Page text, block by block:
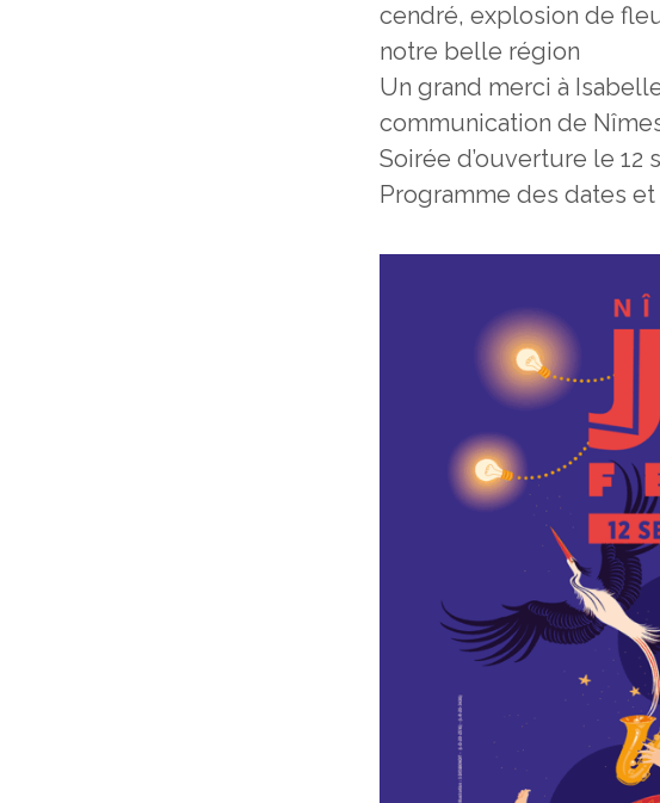
cendré, explosion de
notre belle région
Un grand merci à
communication de
Soirée d’ouverture le 12
Programme des dates